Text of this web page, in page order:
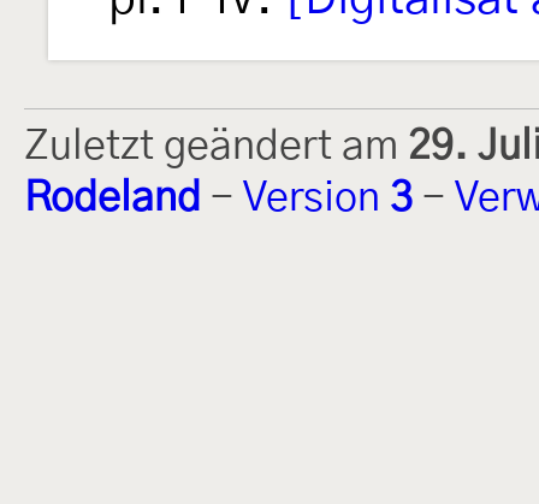
Zuletzt geändert am 29.
Rodeland - Version 3 -